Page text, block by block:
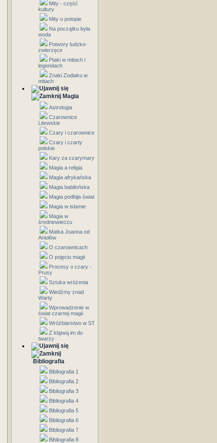
Mity - część
kultury
Mity o potopie
Na początku była
woda
Potwory ludzko-
zwierzęce
Ptaki w mitach i
legendach
Znaki Zodiaku w
mitach
Magia
Astrologia
Czarownice
Litewskie
Czary i czarownice
Czary i czarty
polskie
Kary za czarymary
Magia a religia
Magia afrykańska
Magia babilońska
Magia podbija świat
Magia w islamie
Magia w
średniowieczu
Matka Joanna od
Aniołów
O czarownicach
O pojęciu magii
Procesy o czary -
Prusy
Sztuka wróżenia
Wiedźmy znad
Warty
Wprowadzenie w
świat czarnej magii
Wróżbiarstwo w ST
Z klątwą im do
twarzy
Bibliografia
Bibliografia 1
Bibliografia 2
Bibliografia 3
Bibliografia 4
Bibliografia 5
Bibliografia 6
Bibliografia 7
Bibliografia 8